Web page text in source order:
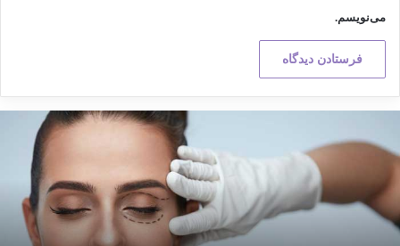
می‌نویسم.
مهم
جراحی
پلاستیک
و